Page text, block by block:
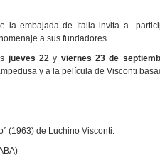
la embajada de Italia invita a
a sus fundadores.
jueves 22y viernes 23 de
y a la película de Visconti
(1963) de Luchino Visconti.